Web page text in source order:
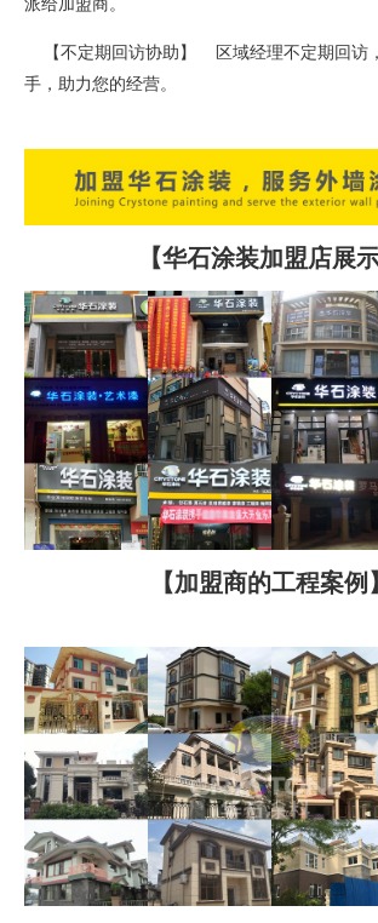
派给加盟商。
【不定期回访协助】 区域经理不定期回访
手，助力您的经营。
【华石涂装加盟店展示
【加盟商的工程案例】